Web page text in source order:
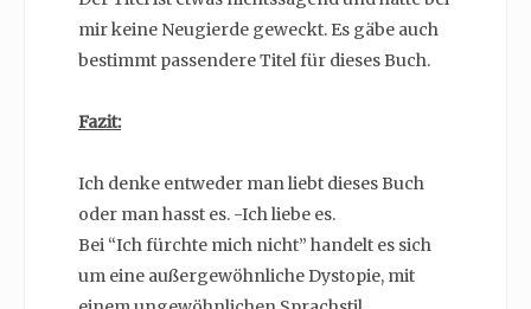
mir keine Neugierde geweckt. Es gäbe auch
bestimmt passendere Titel für dieses Buch.
Fazit:
Ich denke entweder man liebt dieses Buch
oder man hasst es. -Ich liebe es.
Bei “Ich fürchte mich nicht” handelt es sich
um eine außergewöhnliche Dystopie, mit